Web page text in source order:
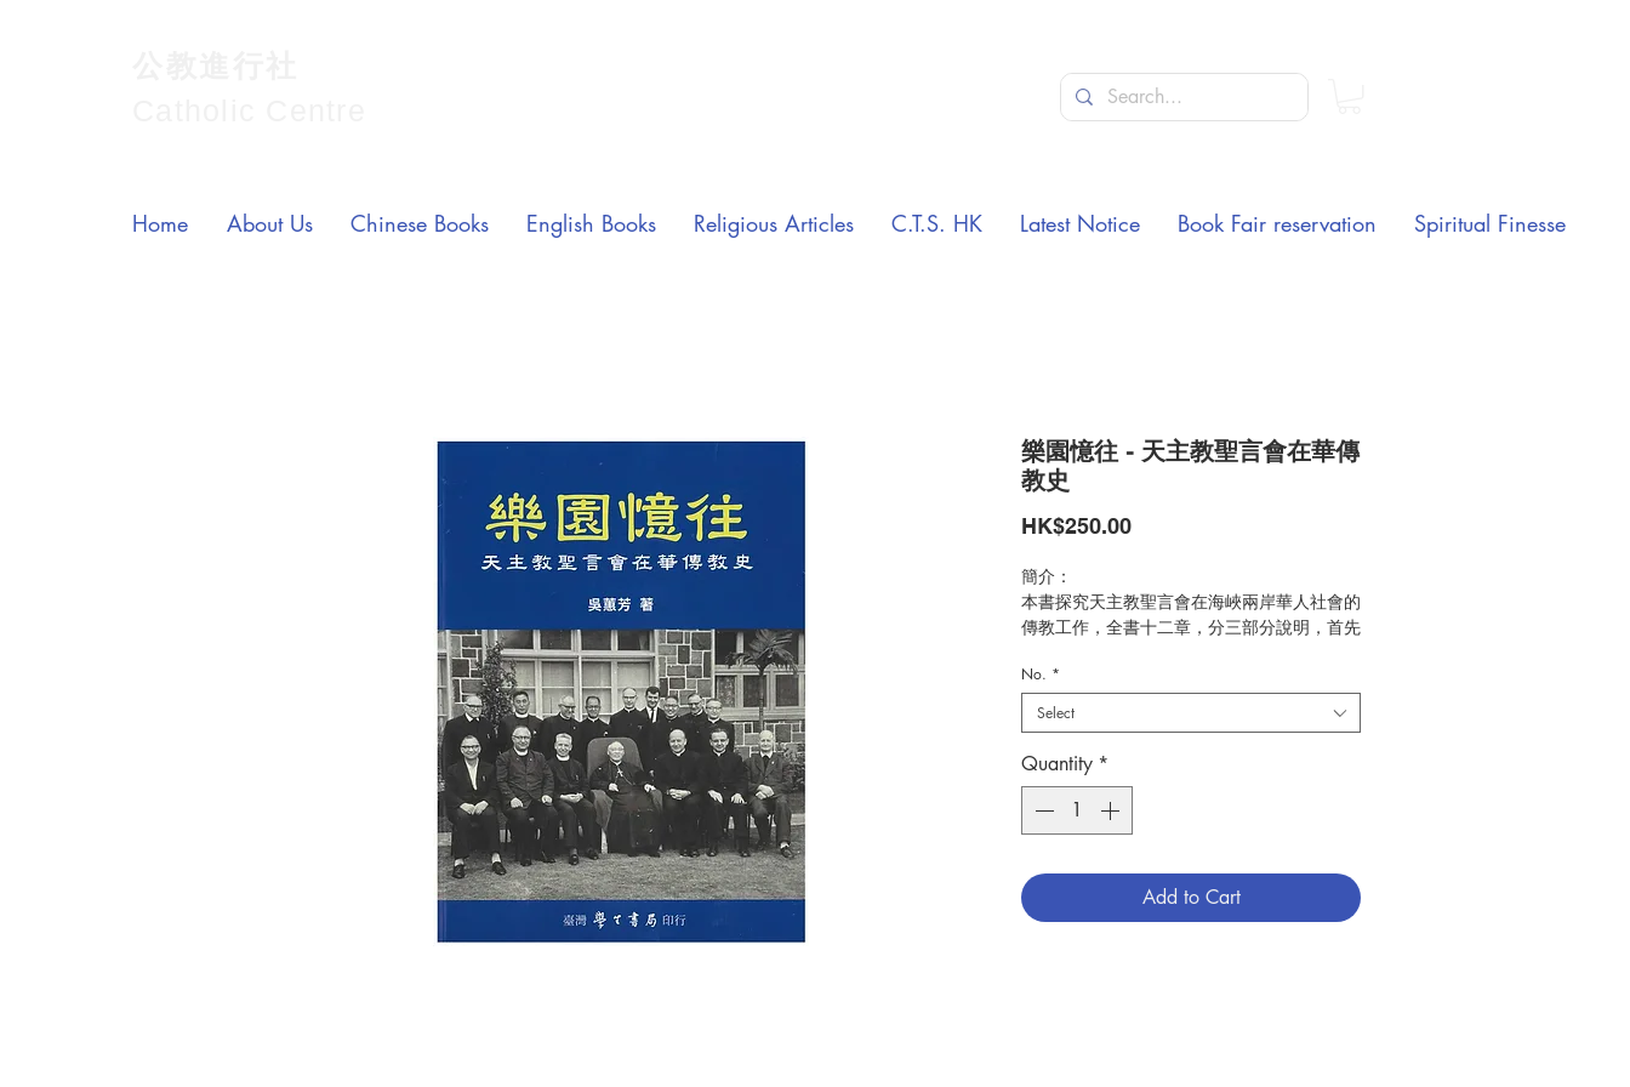
樂園憶往 - 天主教聖言會在華傳
教史
HK$250.00Price
簡介：
本書探究天主教聖言會在海峽兩岸華人社會的
傳教工作，全書十二章，分三部分說明，首先
至1940年代往河南拓展，最後是1950、1960
年代傳承到臺灣，並持續至2000年以後。其
中，山東部分重點有二，即聖言會在華傳教初
期，魯南傳教士與歐洲母會間之關連性；初入
華人社會的傳教士實際面臨的文化衝激、生活
調適與傳教困境。河南部分關注者三，即傳教
士面對天災人禍不斷的華北民間社會，該如何
流通使用的聖教年曆，觀察本地教友的日常生
活與信仰內涵；位於豫北的新鄉傳教區歷經對
No. *
Select
Quantity *
Add to Cart
Home About Us Chinese Books English Books Religious Articles C.T.S. HK Latest Notice Book Fair reservation Spiritual Finesse